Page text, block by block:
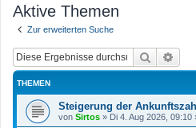
Aktive Themen
Zur erweiterten Suche
Suche
THEMEN
Steigerung der
von Sirtos » Di 4. Aug 2026, 09:10